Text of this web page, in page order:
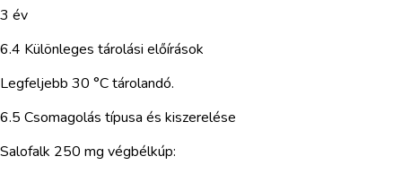
3 év
6.4 Különleges tárolási előírások
Legfeljebb 30 °C tárolandó.
6.5 Csomagolás típusa és kiszerelése
Salofalk 250 mg végbélkúp: